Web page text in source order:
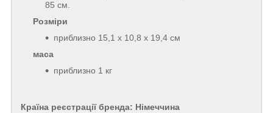
85 см.
Розміри
приблизно 15,1 х 10,8 х 19,4 см
маса
приблизно 1 кг
Країна реєстрації бренда: Німеччина